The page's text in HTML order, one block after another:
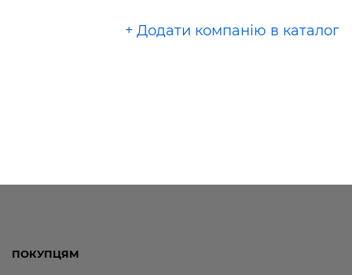
+ Додати компанію в каталог
ПОКУПЦЯМ